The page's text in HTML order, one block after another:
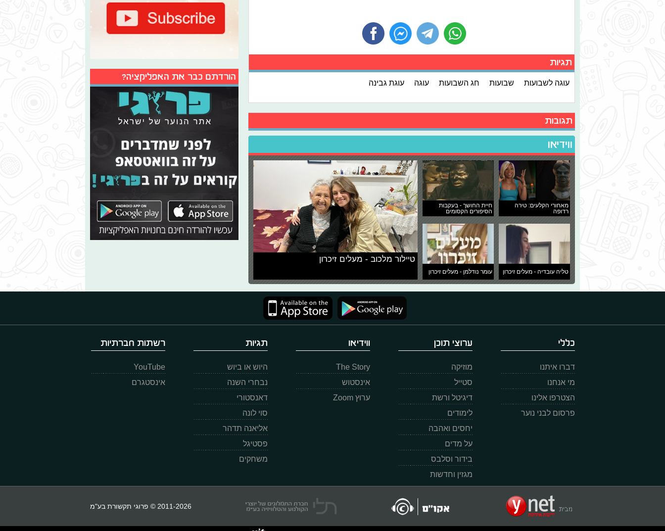
תגיות
עוגה לשבועות שבועות חג השבועות עוגה עוגת גבינה
תגובות
ווידיאו
מאחורי הקלעים: טירה
רדופה
חיית החושך - בעקבות
הסיפורים הקסומים
טליה עובדיה - מעלים זיכרון עומר נודלמן - מעלים זיכרון
טיילור מלכוב - מעלים זיכרון
הורדתם כבר את האפליקציה?
כללי
דברו איתנו
מי אנחנו
הצטרפו אלינו
פרסום לבני נוער
ערוצי תוכן
מוזיקה
סטייל
דיגיטל ורשת
לימודים
יחסים ואהבה
על מדים
בידור וסלבס
מגזין וחדשות
ווידיאו
The Story
אינסטוש
ערוץ Zoom
תגיות
היוש או ביוש
נבחרי השנה
דאנסטורי
סוי לונה
אליאנה תדהר
פסטיגל
משחקים
רשתות חברתיות
YouTube
אינסטגרם
2011-2026 © פרוגי תקשורת בע"מ